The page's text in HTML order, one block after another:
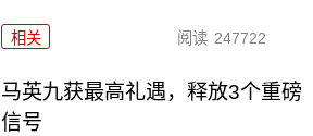
相关 阅读 247722
马英九获最高礼遇，释放3个重磅
信号